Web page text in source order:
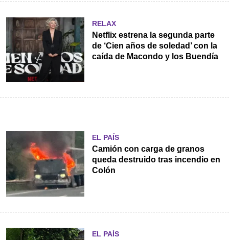
RELAX
Netflix estrena la segunda parte
de ‘Cien años de soledad’ con la
caída de Macondo y los Buendía
EL PAÍS
Camión con carga de granos
queda destruido tras incendio en
Colón
EL PAÍS